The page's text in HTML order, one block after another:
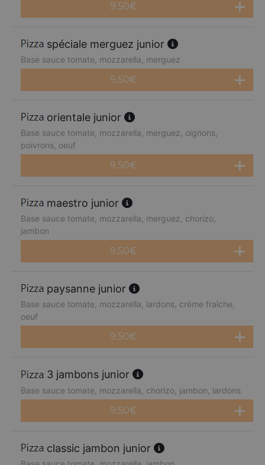
9.50€
spéciale merguez junior
Base sauce tomate, mozzarella, merguez
9.50€
orientale junior
Base sauce tomate, mozzarella, merguez, oignons,
poivrons, oeuf
9.50€
maestro junior
Base sauce tomate, mozzarella, merguez, chorizo,
jambon
9.50€
paysanne junior
Base sauce tomate, mozzarella, lardons, crème fraîche,
oeuf
9.50€
3 jambons junior
Base sauce tomate, mozzarella, chorizo, jambon, lardons
9.50€
classic jambon junior